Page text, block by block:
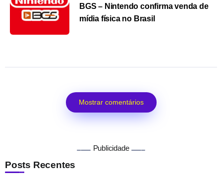
BGS – Nintendo confirma venda de
mídia física no Brasil
Mostrar comentários
Publicidade
Posts Recentes